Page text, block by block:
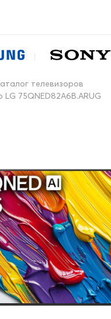
телевизоров
LG 75QNED82A6B.ARUG